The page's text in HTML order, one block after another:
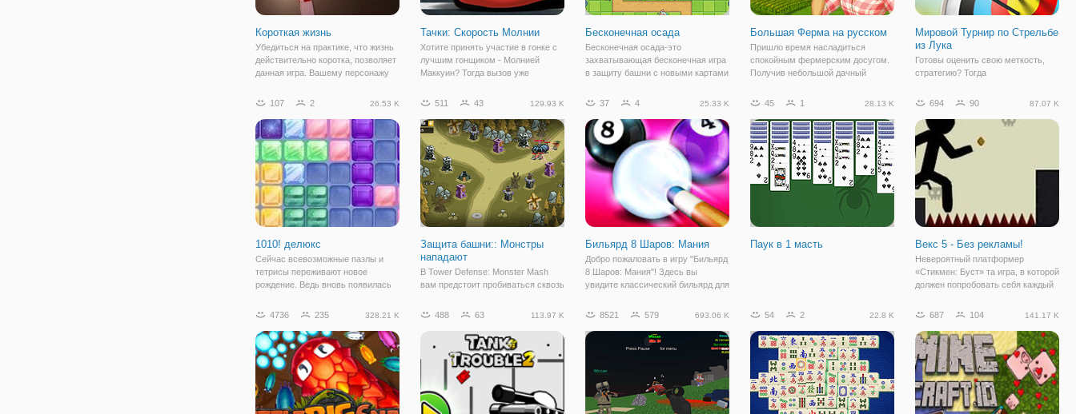
Короткая жизнь
Убедиться на практике, что жизнь
действительно коротка, позволяет
данная игра. Вашему персонажу
жестоких уровней. Препятствия
метание стрелами, острые шипы,
Тачки: Скорость Молнии
Хотите принять участие в гонке с
лучшим гонщиком - Молнией
Маккуин? Тогда вызов уже
его или нет. В онлайн игре "Тачки:
погрузиться в атмосферу
скорости, драйва
Бесконечная осада
Бесконечная осада-это
захватывающая бесконечная игра
в защиту башни с новыми картами
графикой. Ваша цель состоит в
расположить свои защитные
башни, чтобы противостоять
Большая Ферма на русском
Пришло время насладиться
спокойным фермерским досугом.
Получив небольшой дачный
облагораживанию. Первым делом
затем собирать урожай. Из урожая
можно
Мировой Турнир по Стрельбе
из Лука
Готовы оценить свою меткость,
стратегию? Тогда
Мировой Турнир по Стрельбе из
роли луника, который принимает
участие в международном турнире
по стрельбе из лука.
107 2 26.53 K
1010! делюкс
Сейчас всевозможные пазлы и
тетрисы переживают новое
рождение. Ведь вновь появилась
логические игры и головоломки.
логических игр, тоже стали
популярными впервые за
511 43 129.93 K
Защита башни:: Монстры
нападают
В Tower Defense: Monster Mash
вам предстоит пробиваться сквозь
уровнях. Размещайте башни в
различные типы атак, постоянно
улучшайте их, чтобы иметь
возможность
37 4 25.33 K
Бильярд 8 Шаров: Мания
Добро пожаловать в игру "Бильярд
8 Шаров: Мания"! Здесь вы
увидите классический бильярд для
нибудь пригласить своего друга
за одним столом? Тогда эта игра
45 1 28.13 K
Паук в 1 масть
694 90 87.07 K
Векс 5 - Без рекламы!
Невероятный платформер
«Стикмен: Буст» та игра, в которой
должен попробовать себя каждый
Стикмены всегда находят
исключение. Человек-палка
оказался в пространстве,
4736 235 328.21 K 488 63 113.97 K 8521 579 693.06 K 54 2 22.8 K 687 104 141.17 K